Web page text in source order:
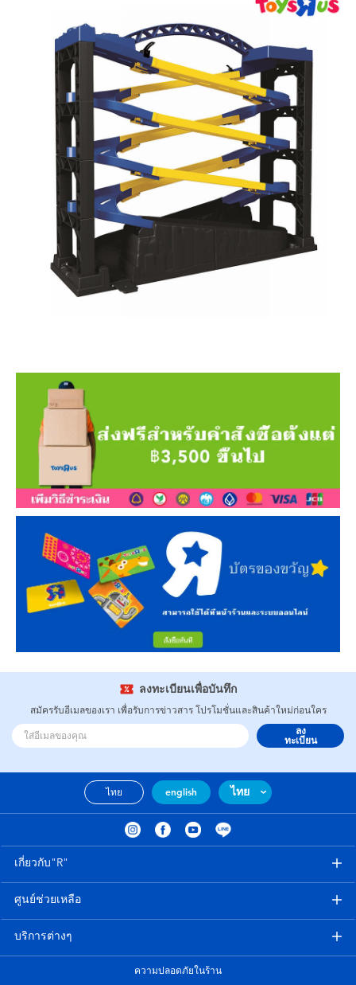
ลงทะเบียนเพื่อบันทึก
สมัครรับอีเมลของเรา เพื่อรับการข่าวสาร โปรโมชั่นและสินค้าใหม่ก่อนใคร
ลง
ทะเบียน
ไทย english ไทย
เกี่ยวกับ"R"
ศูนย์ช่วยเหลือ
บริการต่างๆ
ความปลอดภัยในร้าน